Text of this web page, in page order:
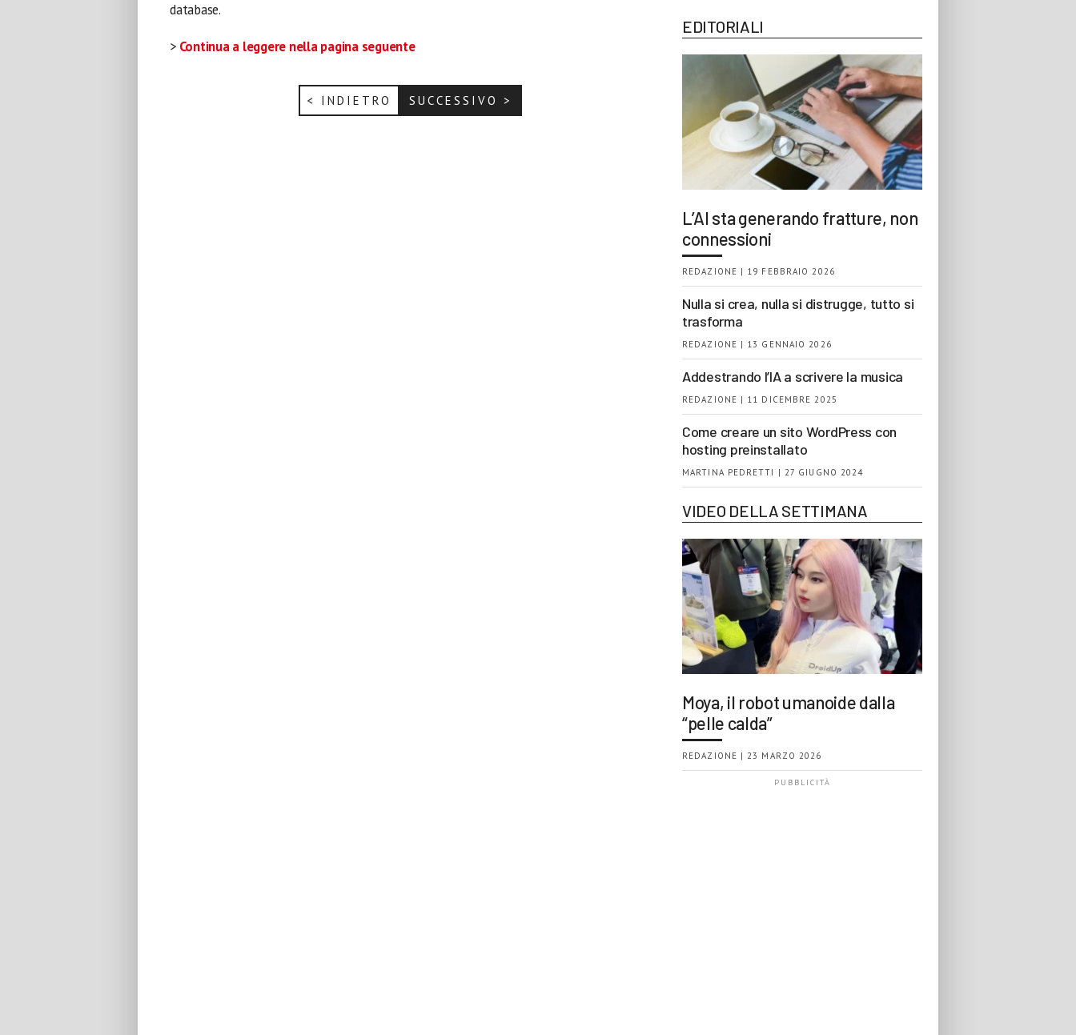
database.
> Continua a leggere nella pagina seguente
< INDIETRO SUCCESSIVO >
EDITORIALI
L’AI sta generando fratture, non
connessioni
REDAZIONE | 19 FEBBRAIO 2026
Nulla si crea, nulla si distrugge, tutto si
trasforma
REDAZIONE | 13 GENNAIO 2026
Addestrando l’IA a scrivere la musica
REDAZIONE | 11 DICEMBRE 2025
Come creare un sito WordPress con
hosting preinstallato
MARTINA PEDRETTI | 27 GIUGNO 2024
VIDEO DELLA SETTIMANA
Moya, il robot umanoide dalla
“pelle calda”
REDAZIONE | 23 MARZO 2026